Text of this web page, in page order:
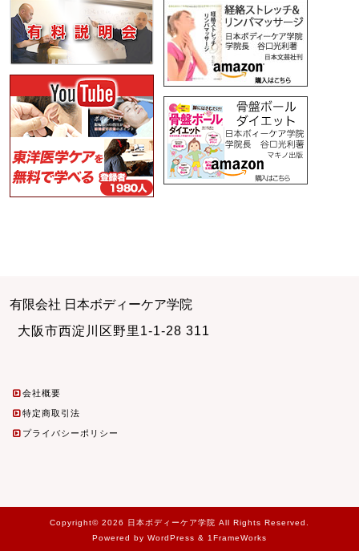
有限会社 日本ボディーケア学院
大阪市西淀川区野里1-1-28 311
会社概要
特定商取引法
プライバシーポリシー
Copyright© 2026 日本ボディーケア学院 All Rights Reserved.
Powered by WordPress & 1FrameWorks